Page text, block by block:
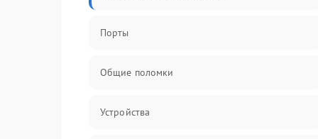
Порты
Общие поломки
Устройства